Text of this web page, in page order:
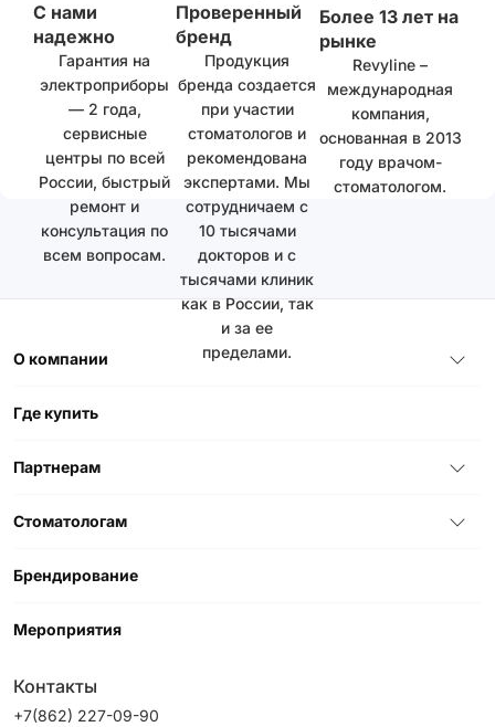
С нами
надежно
Гарантия на
электроприборы
— 2 года,
сервисные
центры по всей
России, быстрый
ремонт и
консультация по
всем вопросам.
Проверенный
бренд
Продукция
бренда создается
при участии
стоматологов и
рекомендована
экспертами. Мы
сотрудничаем с
10 тысячами
докторов и с
тысячами клиник
как в России, так
и за ее
пределами.
Более 13 лет на
рынке
Revyline –
международная
компания,
основанная в 2013
году врачом-
стоматологом.
О компании
Где купить
Партнерам
Стоматологам
Брендирование
Мероприятия
Контакты
+7(862) 227-09-90